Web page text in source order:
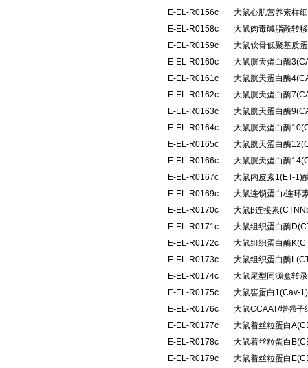
E-EL-R0156c
大鼠心肌营养素样
E-EL-R0158c
大鼠肉毒碱脂酰转
E-EL-R0159c
大鼠软骨低聚基质
E-EL-R0160c
大鼠胱天蛋白酶
E-EL-R0161c
大鼠胱天蛋白酶
E-EL-R0162c
大鼠胱天蛋白酶
E-EL-R0163c
大鼠胱天蛋白酶
E-EL-R0164c
大鼠胱天蛋白酶
E-EL-R0165c
大鼠胱天蛋白酶
E-EL-R0166c
大鼠胱天蛋白酶
E-EL-R0167c
大鼠内皮素1(ET-1)
E-EL-R0169c
大鼠连锁蛋白/连环
E-EL-R0170c
大鼠β连接素
E-EL-R0171c
大鼠组织蛋白酶
E-EL-R0172c
大鼠组织蛋白酶
E-EL-R0173c
大鼠组织蛋白酶
E-EL-R0174c
大鼠尾型同源盒转
E-EL-R0175c
大鼠窖蛋白1(Cav-
E-EL-R0176c
大鼠CCAAT/增强
E-EL-R0177c
大鼠着丝粒蛋白
E-EL-R0178c
大鼠着丝粒蛋白
E-EL-R0179c
大鼠着丝粒蛋白